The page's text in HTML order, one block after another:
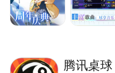
丰富的歌曲类型，包含中文
将不断通过网络更新，让您
腾讯桌球